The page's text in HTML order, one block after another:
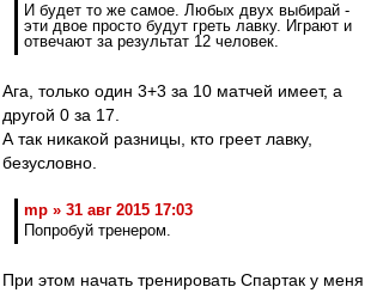
И будет то же самое. Любых двух выбирай -
эти двое просто будут греть лавку. Играют и
отвечают за результат 12 человек.
Ага, только один 3+3 за 10 матчей имеет, а
другой 0 за 17.
А так никакой разницы, кто греет лавку,
безусловно.
mp » 31 авг 2015 17:03
Попробуй тренером.
При этом начать тренировать Спартак у меня